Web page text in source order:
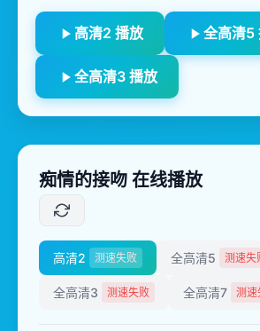
高清2 播放 全高清5
全高清3 播放
痴情的接吻 在线播放
高清2 测速失败 全高清5 测速失
全高清3 测速失败 全高清7 测速